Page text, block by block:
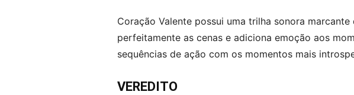
Coração Valente possui uma trilha sonora
perfeitamente as cenas e adiciona emoção aos
sequências de ação com os momentos mais
VEREDITO